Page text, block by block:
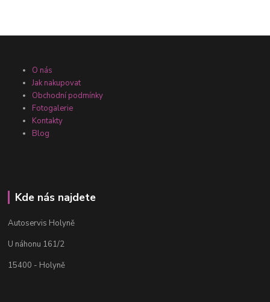
O nás
Jak nakupovat
Obchodní podmínky
Fotogalerie
Kontakty
Blog
Kde nás najdete
Autoservis Holyně
U náhonu 161/2
15400 - Holyně